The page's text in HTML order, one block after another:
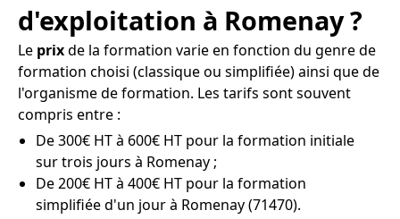
d'exploitation à Romenay ?
Le prixde la formation varie en fonction du genre de
formation choisi (classique ou simplifiée) ainsi que de
l'organisme de formation. Les tarifs sont souvent
compris entre :
De 300€ HT à 600€ HT pour la formation initiale
sur trois jours à Romenay ;
De 200€ HT à 400€ HT pour la formation
simplifiée d'un jour à Romenay (71470).